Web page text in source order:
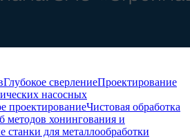
Глубокое сверлениеПроектирование
насосных
проектированиеЧистовая обработка
методов хонингования и
для металлообработки